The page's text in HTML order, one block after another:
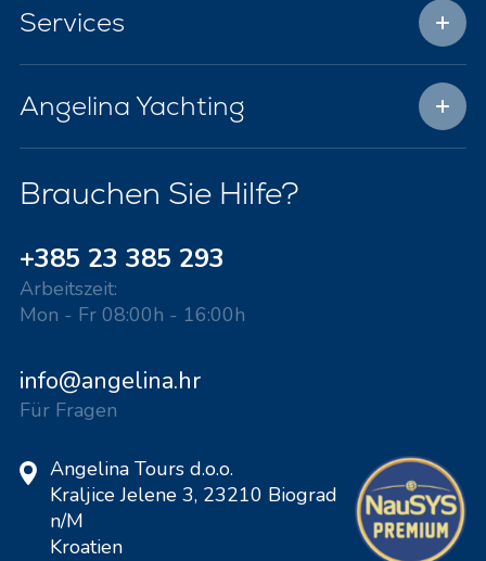
Services
Angelina Yachting
Brauchen Sie Hilfe?
+385 23 385 293
Arbeitszeit:
Mon - Fr 08:00h - 16:00h
info@angelina.hr
Für Fragen
Angelina Tours d.o.o.
Kraljice Jelene 3, 23210 Biograd
n/M
Kroatien